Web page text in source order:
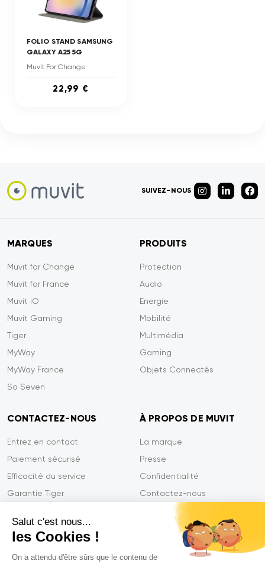
Salut c'est nous...
les Cookies !
On a attendu d'être sûrs que le contenu de
FOLIO STAND SAMSUNG
GALAXY A25 5G
Muvit For Change
22,99 €
SUIVEZ-NOUS
MARQUES
Muvit for Change
Muvit for France
Muvit iO
Muvit Gaming
Tiger
MyWay
MyWay France
So Seven
PRODUITS
Protection
Audio
Energie
Mobilité
Multimédia
Gaming
Objets Connectés
CONTACTEZ-NOUS
Entrez en contact
Paiement sécurisé
Efficacité du service
Garantie Tiger
À PROPOS DE MUVIT
La marque
Presse
Confidentialité
Contactez-nous
Mentions légales